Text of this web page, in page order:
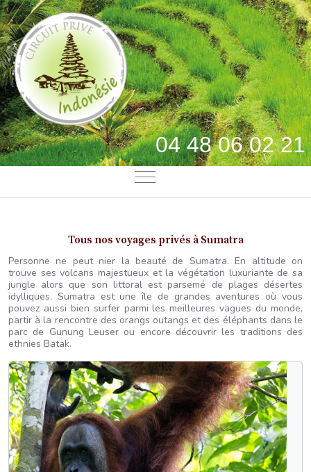
04 48 06 02 21
Mobile Menu Toggle
Tous nos voyages privés à Sumatra
Personne ne peut nier la beauté de Sumatra. En altitude on
trouve ses volcans majestueux et la végétation luxuriante de sa
jungle alors que son littoral est parsemé de plages désertes
idylliques. Sumatra est une île de grandes aventures où vous
pouvez aussi bien surfer parmi les meilleures vagues du monde,
partir à la rencontre des orangs outangs et des éléphants dans le
parc de Gunung Leuser ou encore découvrir les traditions des
ethnies Batak.